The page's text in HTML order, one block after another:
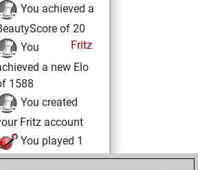
You achieved a
of 20
Fritz
You
a new Elo
1588
You created
Fritz account
You played 1
games
Play